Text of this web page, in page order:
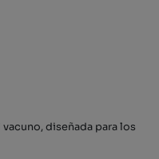
diseñada para los